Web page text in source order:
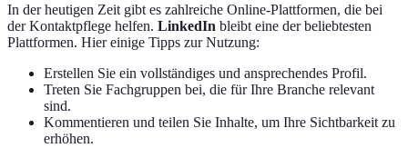
In der heutigen Zeit gibt es zahlreiche Online-Plattformen, die bei
der Kontaktpflege helfen. LinkedIn bleibt eine der beliebtesten
Plattformen. Hier einige Tipps zur Nutzung:
Erstellen Sie ein vollständiges und ansprechendes Profil.
Treten Sie Fachgruppen bei, die für Ihre Branche relevant
sind.
Kommentieren und teilen Sie Inhalte, um Ihre Sichtbarkeit zu
erhöhen.